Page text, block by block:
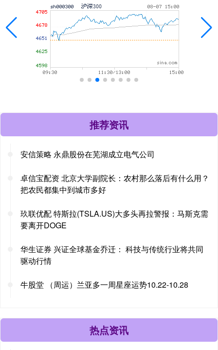
推荐资讯
安信策略 永鼎股份在芜湖成立电气公司
卓信宝配资 北京大学副院长：农村那么落后有什么用？
把农民都集中到城市多好
玖联优配 特斯拉(TSLA.US)大多头再拉警报：马斯克需
要离开DOGE
华生证券 兴证全球基金乔迁： 科技与传统行业将共同
驱动行情
牛股堂 （周运）兰亚多一周星座运势10.22-10.28
热点资讯